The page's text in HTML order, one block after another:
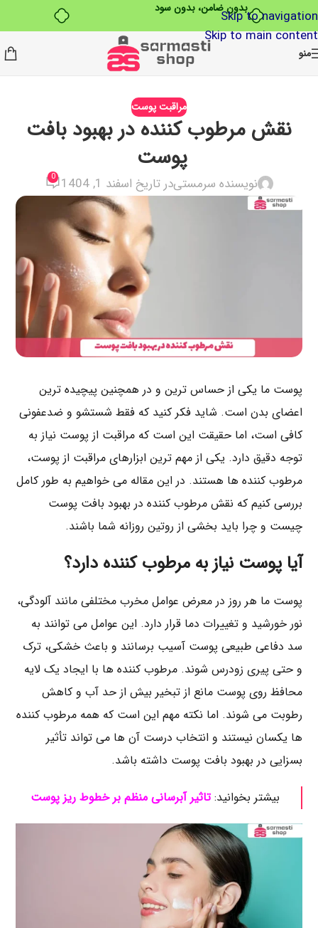
بدون ضامن، بدون سودSkip to navigation
Skip to main content
منو
مراقبت پوست
نقش مرطوب‌ کننده در بهبود بافت
پوست
نویسنده سرمستیدر تاریخ اسفند 1, 1404 0
پوست ما یکی از حساس‌ ترین و در همچنین پیچیده‌ ترین
اعضای بدن است. شاید فکر کنید که فقط شستشو و ضدعفونی
کافی است، اما حقیقت این است که مراقبت از پوست نیاز به
توجه دقیق دارد. یکی از مهم‌ ترین ابزارهای مراقبت از پوست،
مرطوب‌ کننده ها هستند. در این مقاله می خواهیم به طور کامل
بررسی کنیم که نقش مرطوب‌ کننده در بهبود بافت پوست
چیست و چرا باید بخشی از روتین روزانه شما باشند.
آیا پوست نیاز به مرطوب‌ کننده دارد؟
پوست ما هر روز در معرض عوامل مخرب مختلفی مانند آلودگی،
نور خورشید و تغییرات دما قرار دارد. این عوامل می‌ توانند به
سد دفاعی طبیعی پوست آسیب برسانند و باعث خشکی، ترک
و حتی پیری زودرس شوند. مرطوب‌ کننده‌ ها با ایجاد یک لایه
محافظ روی پوست مانع از تبخیر بیش از حد آب و کاهش
رطوبت می‌ شوند. اما نکته مهم این است که همه مرطوب‌ کننده‌
ها یکسان نیستند و انتخاب درست آن‌ ها می‌ تواند تأثیر
بسزایی در بهبود بافت پوست داشته باشد.
بیشتر بخوانید:تاثیر آبرسانی منظم بر خطوط ریز پوست